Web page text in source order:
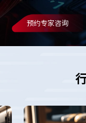
预约专家咨询